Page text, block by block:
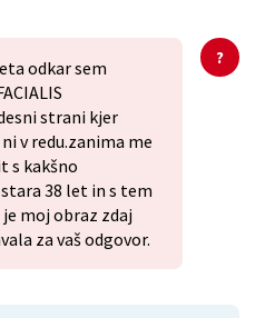
odkar sem
strani kjer
v redu.zanima me
s kakšno
38 let in s tem
moj obraz zdaj
za vaš odgovor.